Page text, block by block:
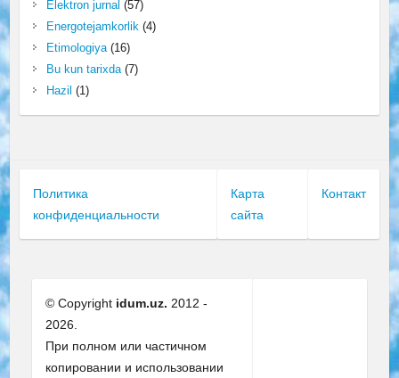
Elektron jurnal (57)
Energotejamkorlik(4)
Etimologiya(16)
Bu kun tarixda(7)
Hazil (1)
Политика
конфиденциальности
Карта
сайта
Контакт
© Copyright idum.uz. 2012 -
2026.
При полном или частичном
копировании и использовании